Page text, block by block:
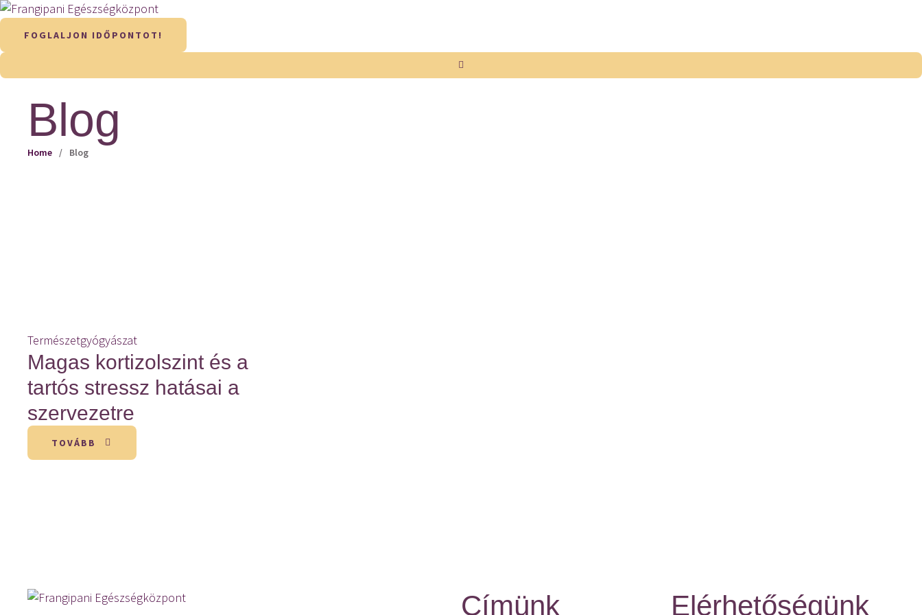
FOGLALJON IDŐPONTOT!
Blog
Home / Blog
Természetgyógyászat
Magas kortizolszint és a
tartós stressz hatásai a
szervezetre
TOVÁBB
Címünk Elérhetőségünk